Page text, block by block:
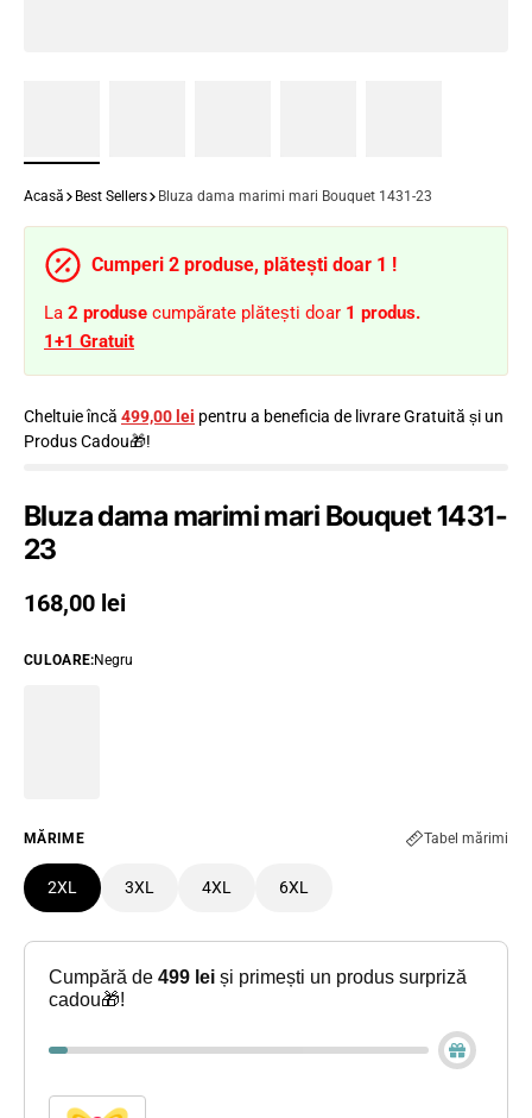
Acasă Best Sellers Bluza dama marimi mari Bouquet 1431-23
Cumperi 2 produse, plătești doar 1 !
La 2 produse cumpărate plătești doar 1 produs.
1+1 Gratuit
Cheltuie încă 499,00 lei pentru a beneficia de livrare Gratuită și un
Produs Cadou🎁!
Bluza dama marimi mari Bouquet 1431-
23
Preț obișnuit
168,00 lei
CULOARE:Negru
MĂRIME Tabel mărimi
2XL 3XL 4XL 6XL
Cumpără de499 lei și primești un produs surpriză
cadou🎁!